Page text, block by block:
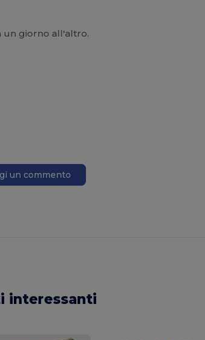
un giorno all'altro.
un commento
interessanti